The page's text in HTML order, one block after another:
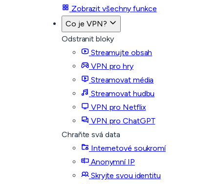
Zobrazit všechny funkce
Co je VPN?
Odstranit bloky
Streamujte obsah
VPN pro hry
Streamovat média
Streamovat hudbu
VPN pro Netflix
VPN pro ChatGPT
Chraňte svá data
Internetové soukromí
Anonymní IP
Skryjte svou identitu